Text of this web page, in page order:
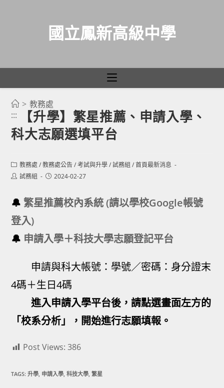
國立鳳新高級中學
> 教務處
:::
【升學】繁星推薦、申請入學、
科大志願選填平台
Post
category:
教務處 / 教務處公告 / 考試與升學 / 試務組 / 首頁最新消息
Post試務組
Post2024-02-27
🔔繁星推薦校內系統 (請以學校Google帳號
登入)
🔔 申請入學＋科技大學志願登記平台
申請與科大帳號：學號／密碼：身分證末
4碼＋生日4碼
進入申請入學平台後，請點選畫面左方的
「校系分析」，開始進行志願填報。
Post Views: 386
TAGS:升學, 申請入學, 科技大學, 繁星